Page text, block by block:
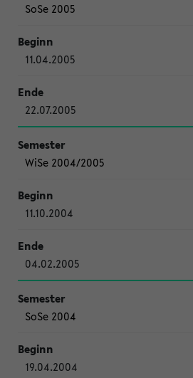
SoSe 2005
11.04.2005
22.07.2005
WiSe 2004/2005
11.10.2004
04.02.2005
SoSe 2004
19.04.2004